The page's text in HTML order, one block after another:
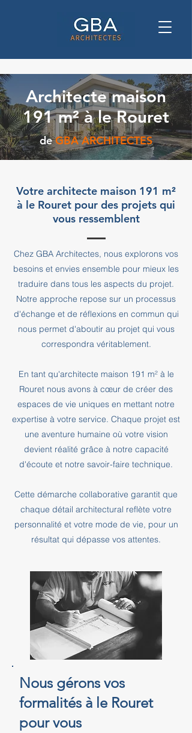
Architecte maison
191 m² à le Rouret
de GBA ARCHITECTES
Votre architecte maison 191 m²
à le Rouret pour des projets qui
vous ressemblent
Chez GBA Architectes, nous explorons vos
besoins et envies ensemble pour mieux les
traduire dans tous les aspects du projet.
Notre approche repose sur un processus
d'échange et de réflexions en commun qui
nous permet d'aboutir au projet qui vous
correspondra véritablement.
En tant qu'architecte maison 191 m² à le
Rouret nous avons à cœur de créer des
espaces de vie uniques en mettant notre
expertise à votre service. Chaque projet est
une aventure humaine où votre vision
devient réalité grâce à notre capacité
d'écoute et notre savoir-faire technique.
Cette démarche collaborative garantit que
chaque détail architectural reflète votre
personnalité et votre mode de vie, pour un
résultat qui dépasse vos attentes.
Nous gérons vos
formalités à le Rouret
pour vous